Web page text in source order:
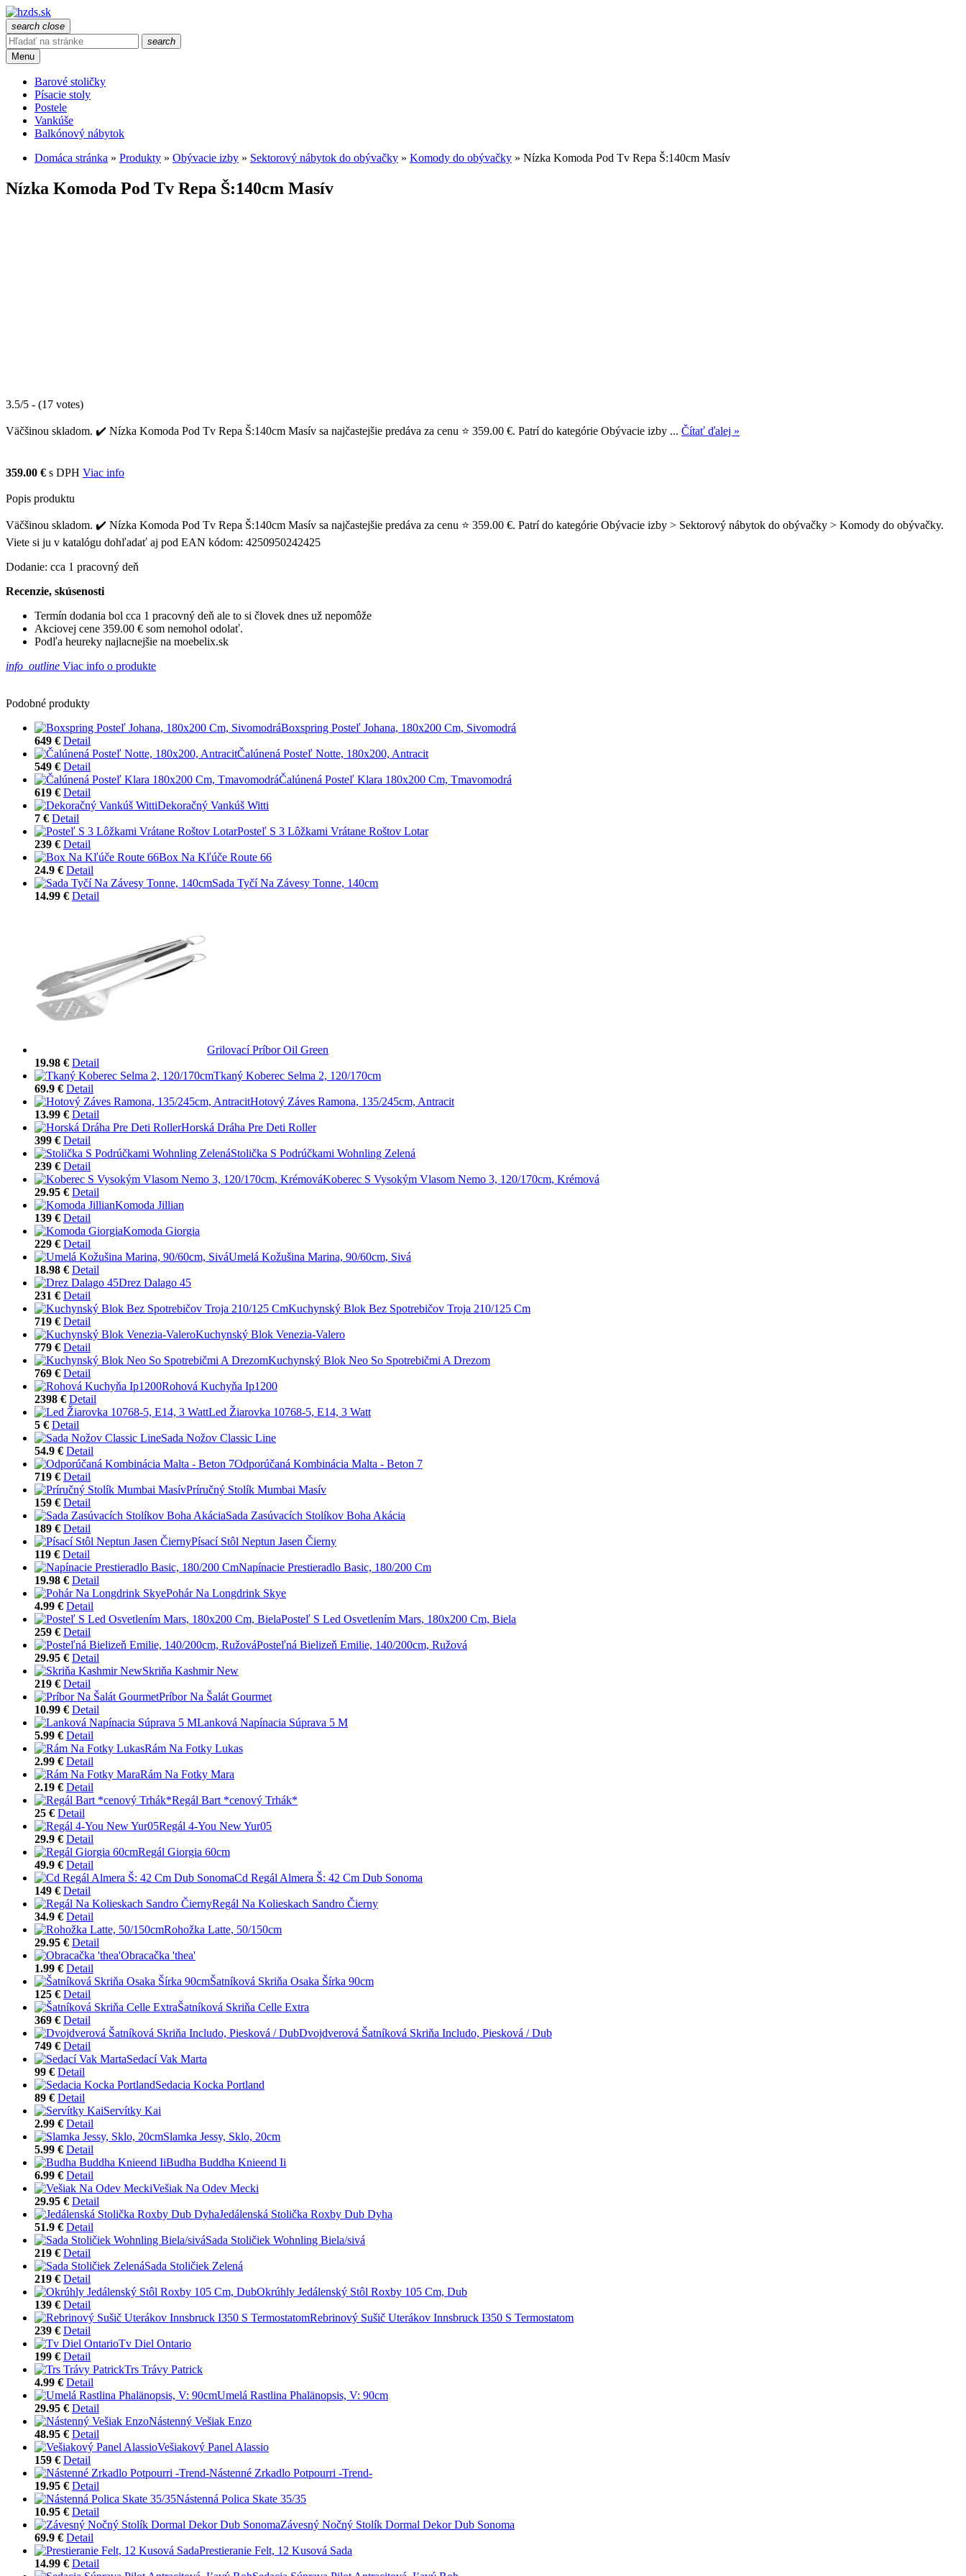
search close
search
Menu
Barové stoličky
Písacie stoly
Postele
Vankúše
Balkónový nábytok
Domáca stránka » Produkty » Obývacie izby » Sektorový nábytok do obývačky » Komody do obývačky » Nízka Komoda Pod Tv Repa Š:140cm Masív
Nízka Komoda Pod Tv Repa Š:140cm Masív
3.5/5 - (17 votes)
Väčšinou skladom. ✔️ Nízka Komoda Pod Tv Repa Š:140cm Masív sa najčastejšie predáva za cenu ⭐ 359.00 €. Patrí do kategórie Obývacie izby ... Čítať ďalej »
359.00 € s DPH Viac info
Popis produktu
Väčšinou skladom. ✔️ Nízka Komoda Pod Tv Repa Š:140cm Masív sa najčastejšie predáva za cenu ⭐ 359.00 €. Patrí do kategórie Obývacie izby > Sektorový nábytok do obývačky > Komody do obývačky.
Viete si ju v katalógu dohľadať aj pod EAN kódom: 4250950242425
Dodanie: cca 1 pracovný deň
Recenzie, skúsenosti
Termín dodania bol cca 1 pracovný deň ale to si človek dnes už nepomôže
Akciovej cene 359.00 € som nemohol odolať.
Podľa heureky najlacnejšie na moebelix.sk
info_outline Viac info o produkte
Podobné produkty
Boxspring Posteľ Johana, 180x200 Cm, Sivomodrá
649 € Detail
Čalúnená Posteľ Notte, 180x200, Antracit
549 € Detail
Čalúnená Posteľ Klara 180x200 Cm, Tmavomodrá
619 € Detail
Dekoračný Vankúš Witti
7 € Detail
Posteľ S 3 Lôžkami Vrátane Roštov Lotar
239 € Detail
Box Na Kľúče Route 66
24.9 € Detail
Sada Tyčí Na Závesy Tonne, 140cm
14.99 € Detail
Grilovací Príbor Oil Green
19.98 € Detail
Tkaný Koberec Selma 2, 120/170cm
69.9 € Detail
Hotový Záves Ramona, 135/245cm, Antracit
13.99 € Detail
Horská Dráha Pre Deti Roller
399 € Detail
Stolička S Podrúčkami Wohnling Zelená
239 € Detail
Koberec S Vysokým Vlasom Nemo 3, 120/170cm, Krémová
29.95 € Detail
Komoda Jillian
139 € Detail
Komoda Giorgia
229 € Detail
Umelá Kožušina Marina, 90/60cm, Sivá
18.98 € Detail
Drez Dalago 45
231 € Detail
Kuchynský Blok Bez Spotrebičov Troja 210/125 Cm
719 € Detail
Kuchynský Blok Venezia-Valero
779 € Detail
Kuchynský Blok Neo So Spotrebičmi A Drezom
769 € Detail
Rohová Kuchyňa Ip1200
2398 € Detail
Led Žiarovka 10768-5, E14, 3 Watt
5 € Detail
Sada Nožov Classic Line
54.9 € Detail
Odporúčaná Kombinácia Malta - Beton 7
719 € Detail
Príručný Stolík Mumbai Masív
159 € Detail
Sada Zasúvacích Stolíkov Boha Akácia
189 € Detail
Písací Stôl Neptun Jasen Čierny
119 € Detail
Napínacie Prestieradlo Basic, 180/200 Cm
19.98 € Detail
Pohár Na Longdrink Skye
4.99 € Detail
Posteľ S Led Osvetlením Mars, 180x200 Cm, Biela
259 € Detail
Posteľná Bielizeň Emilie, 140/200cm, Ružová
29.95 € Detail
Skriňa Kashmir New
219 € Detail
Príbor Na Šalát Gourmet
10.99 € Detail
Lanková Napínacia Súprava 5 M
5.99 € Detail
Rám Na Fotky Lukas
2.99 € Detail
Rám Na Fotky Mara
2.19 € Detail
Regál Bart *cenový Trhák*
25 € Detail
Regál 4-You New Yur05
29.9 € Detail
Regál Giorgia 60cm
49.9 € Detail
Cd Regál Almera Š: 42 Cm Dub Sonoma
149 € Detail
Regál Na Kolieskach Sandro Čierny
34.9 € Detail
Rohožka Latte, 50/150cm
29.95 € Detail
Obracačka 'thea'
1.99 € Detail
Šatníková Skriňa Osaka Šírka 90cm
125 € Detail
Šatníková Skriňa Celle Extra
369 € Detail
Dvojdverová Šatníková Skriňa Includo, Piesková / Dub
749 € Detail
Sedací Vak Marta
99 € Detail
Sedacia Kocka Portland
89 € Detail
Servítky Kai
2.99 € Detail
Slamka Jessy, Sklo, 20cm
5.99 € Detail
Budha Buddha Knieend Ii
6.99 € Detail
Vešiak Na Odev Mecki
29.95 € Detail
Jedálenská Stolička Roxby Dub Dyha
51.9 € Detail
Sada Stoličiek Wohnling Biela/sivá
219 € Detail
Sada Stoličiek Zelená
219 € Detail
Okrúhly Jedálenský Stôl Roxby 105 Cm, Dub
139 € Detail
Rebrinový Sušič Uterákov Innsbruck I350 S Termostatom
239 € Detail
Tv Diel Ontario
199 € Detail
Trs Trávy Patrick
4.99 € Detail
Umelá Rastlina Phalänopsis, V: 90cm
29.95 € Detail
Nástenný Vešiak Enzo
48.95 € Detail
Vešiakový Panel Alassio
159 € Detail
Nástenné Zrkadlo Potpourri -Trend-
19.95 € Detail
Nástenná Polica Skate 35/35
10.95 € Detail
Závesný Nočný Stolík Dormal Dekor Dub Sonoma
69.9 € Detail
Prestieranie Felt, 12 Kusová Sada
14.99 € Detail